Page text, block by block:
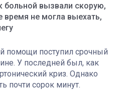
больной вызвали скорую,
не могла выехать,
помощи поступил срочный
У последней был, как
криз. Однако
почти сорок минут.